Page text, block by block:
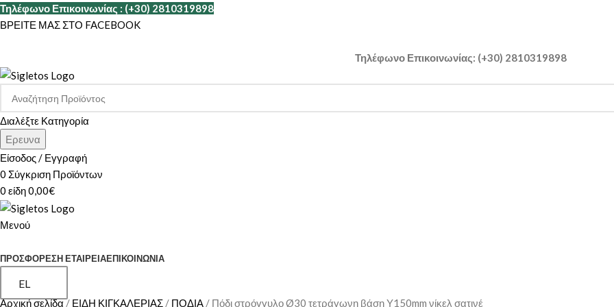
Τηλέφωνο Επικοινωνίας : (+30) 2810319898
ΒΡΕΙΤΕ ΜΑΣ ΣΤΟ FACEBOOK
Τηλέφωνο Επικοινωνίας: (+30) 2810319898
Διαλέξτε Κατηγορία
Ερευνα
Είσοδος / Εγγραφή
0 Σύγκριση Προϊόντων
0 είδη0,00€
Μενού
ΠΡΟΣΦΟΡΕΣΗ ΕΤΑΙΡΕΊΑΕΠΙΚΟΙΝΩΝΊΑ
EL
Αρχική σελίδα ΕΙΔΗ ΚΙΓΚΑΛΕΡΙΑΣ ΠΟΔΙΑ
Πόδι στρόγγυλο Ø30 τετράγωνη βάση Υ150mm νίκελ σατινέ